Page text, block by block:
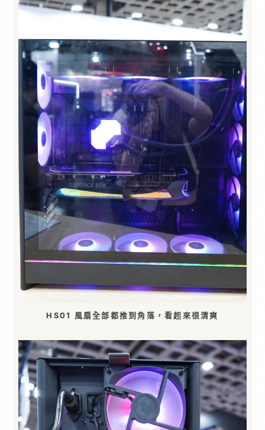
HS01 風扇全部都推到角落，看起來很清爽